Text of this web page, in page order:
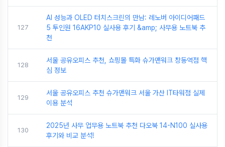
127
AI 성능과 OLED 터치스크린의 만남: 레노버 아이디어패드
5 투인원 16AKP10 실사용 후기 &amp; 사무용 노트북 추
천
128
서울 공유오피스 추천, 쇼핑몰 특화 슈가맨워크 창동역점 핵
심 정보
129
서울 공유오피스 추천 슈가맨워크 서울 가산 IT타워점 실제
이용 분석
130
2025년 사무 업무용 노트북 추천 다오북 14-N100 실사용
후기와 비교 분석!